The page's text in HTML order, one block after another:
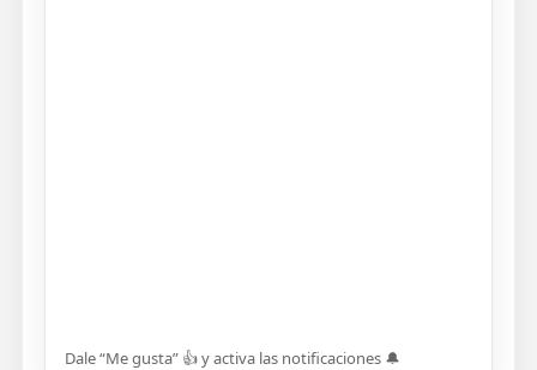
Dale “Me gusta” 👍 y activa las notificaciones 🔔